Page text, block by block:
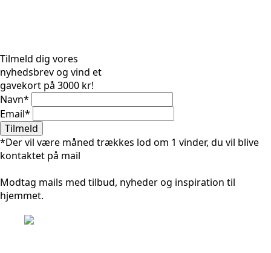
Tilmeld dig vores
nyhedsbrev og vind et
gavekort på 3000 kr!
Navn*
Email*
Tilmeld
*Der vil være måned trækkes lod om 1 vinder, du vil blive
kontaktet på mail
Modtag mails med tilbud, nyheder og inspiration til
hjemmet.